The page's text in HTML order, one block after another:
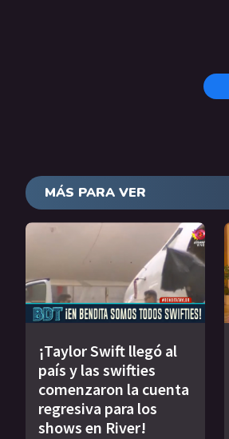
MÁS PARA VER
¡Taylor Swift llegó al
país y las swifties
comenzaron la cuenta
regresiva para los
shows en River!